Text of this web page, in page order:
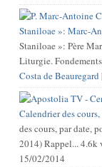
Staniloae »: Marc-
Staniloae »: Père
Liturgie.
Costa de Beauregard |
Calendrier des cours,
des cours, par date,
2014) Rappel...4.6k
15/02/2014